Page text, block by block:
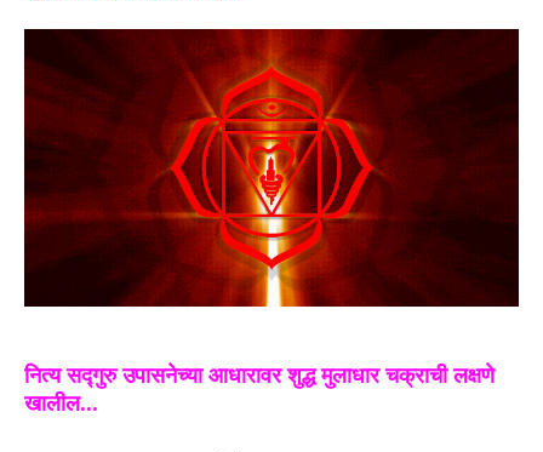
नित्य सद्गुरु उपासनेच्या आधारावर शुद्ध मुलाधार चक्राची लक्षणे
खालील...